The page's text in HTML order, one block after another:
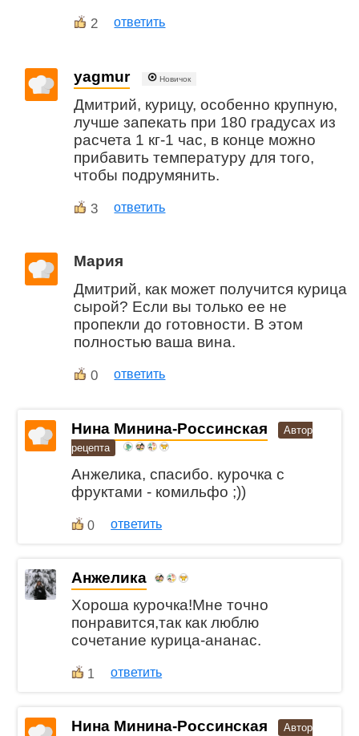
2 ответить
yagmur Новичок
Дмитрий, курицу, особенно крупную,
лучше запекать при 180 градусах из
расчета 1 кг-1 час, в конце можно
прибавить температуру для того,
чтобы подрумянить.
3 ответить
Мария
Дмитрий, как может получится курица
сырой? Если вы только ее не
пропекли до готовности. В этом
полностью ваша вина.
0 ответить
Нина Минина-Россинская
Автор
рецепта
Анжелика, спасибо. курочка с
фруктами - комильфо ;))
0 ответить
Анжелика
Хороша курочка!Мне точно
понравится,так как люблю
сочетание курица-ананас.
1 ответить
Нина Минина-Россинская
Автор